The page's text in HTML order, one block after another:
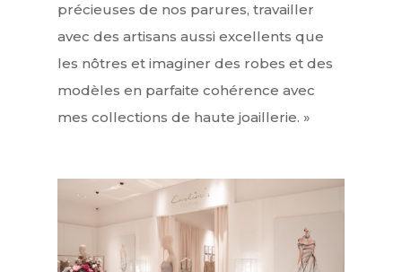
précieuses de nos parures, travailler
avec des artisans aussi excellents que
les nôtres et imaginer des robes et des
modèles en parfaite cohérence avec
mes collections de haute joaillerie. »